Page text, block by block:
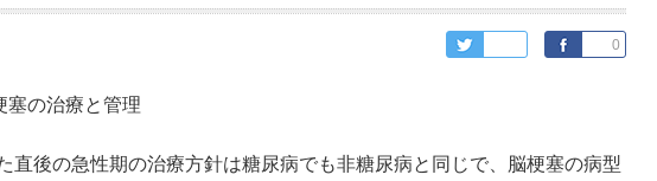
0
の治療と管理
直後の急性期の治療方針は糖尿病でも非糖尿病と同じで、脳梗塞の病型